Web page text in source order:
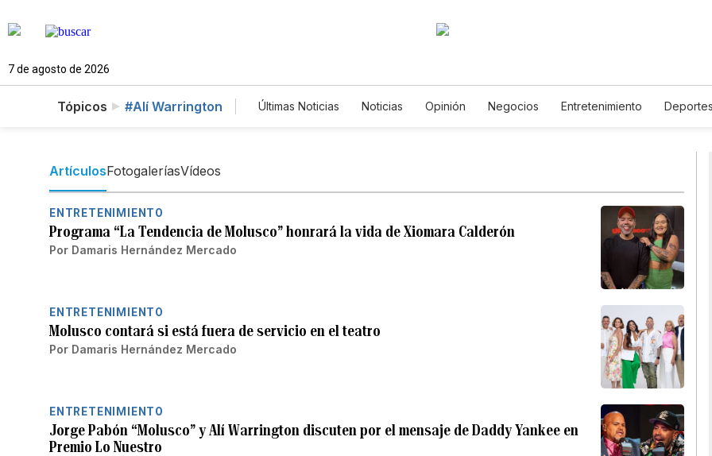
7 de agosto de 2026
Tópicos #Alí Warrington Últimas Noticias Noticias Opinión Negocios Entretenimiento Deportes
ArtículosFotogaleríasVídeos
ENTRETENIMIENTO
Programa “La Tendencia de Molusco” honrará la vida de Xiomara Calderón
Por Damaris Hernández Mercado
ENTRETENIMIENTO
Molusco contará si está fuera de servicio en el teatro
Por Damaris Hernández Mercado
ENTRETENIMIENTO
Jorge Pabón “Molusco” y Alí Warrington discuten por el mensaje de Daddy Yankee en
Premio Lo Nuestro